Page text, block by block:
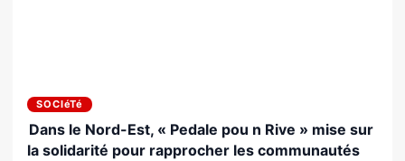
SOCIéTé
Dans le Nord-Est, « Pedale pou n Rive » mise sur
la solidarité pour rapprocher les communautés